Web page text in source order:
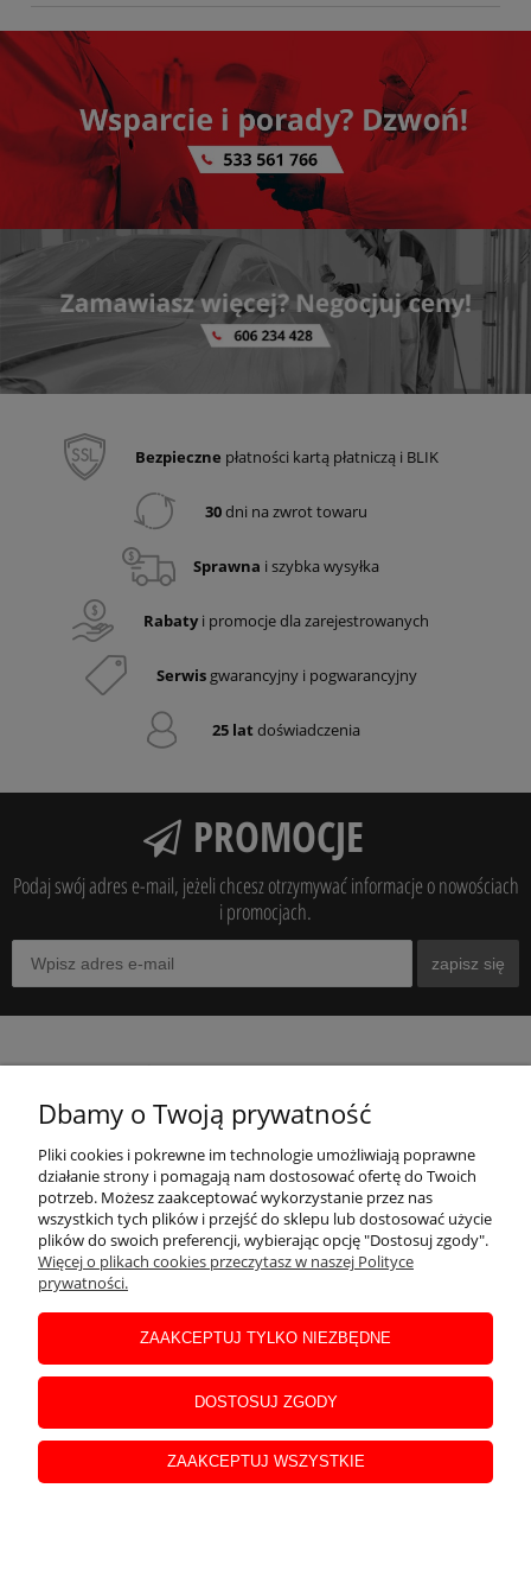
Bezpieczne płatności kartą płatniczą i BLIK
30dni na zwrot towaru
Sprawna i szybka wysyłka
Rabatyi promocje dla zarejestrowanych
Serwisgwarancyjny i pogwarancyjny
25 lat doświadczenia
PROMOCJE
Podaj swój adres e-mail, jeżeli chcesz otrzymywać informacje o nowościach
i promocjach.
zapisz się
MOJE KONTO
INFORMACJE
POMOC
DLA KLIENTA
FIRMA
Dbamy o Twoją prywatność
Pliki cookies i pokrewne im technologie umożliwiają poprawne
działanie strony i pomagają nam dostosować ofertę do Twoich
potrzeb. Możesz zaakceptować wykorzystanie przez nas
wszystkich tych plików i przejść do sklepu lub dostosować użycie
plików do swoich preferencji, wybierając opcję "Dostosuj zgody".
Więcej o plikach cookies przeczytasz w naszej Polityce
prywatności.
ZAAKCEPTUJ TYLKO NIEZBĘDNE
DOSTOSUJ ZGODY
ZAAKCEPTUJ WSZYSTKIE